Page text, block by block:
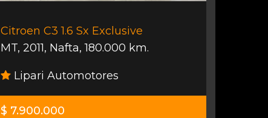
Citroen C3 1.6 Sx Exclusive
MT, 2011, Nafta,180.000 km.
Lipari Automotores
$ 7.900.000